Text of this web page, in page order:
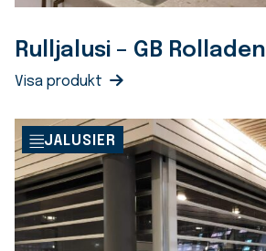
Rulljalusi – GB Rolladen
Visa produkt
JALUSIER